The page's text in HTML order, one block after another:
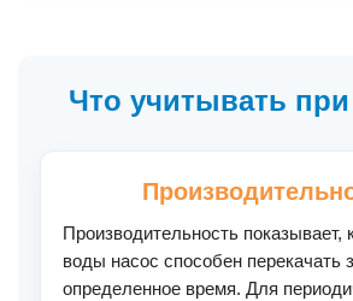
Что учитывать
Производительность показывает,
воды насос способен перекачать
определенное время. Для